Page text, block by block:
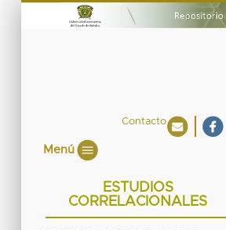
Contacto
Menú
ESTUDIOS
CORRELACIONALES